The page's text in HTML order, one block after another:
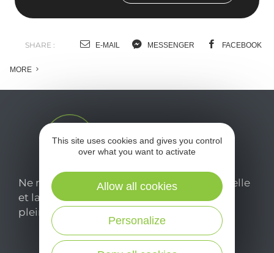
SHARE : E-MAIL MESSENGER FACEBOOK
MORE
Ne manquez pas notre newsletter mensuelle
et laissez-vous inspirer pour profiter
pleinement de votre séjour en Aveyron.
This site uses cookies and gives you control
over what you want to activate
Personalize
Allow all cookies